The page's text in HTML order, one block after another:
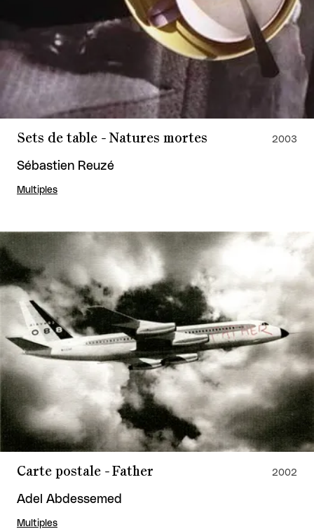
Sets de table - Natures mortes
Sébastien Reuzé
Multiples
2003
Carte postale - Father
Adel Abdessemed
Multiples
2002